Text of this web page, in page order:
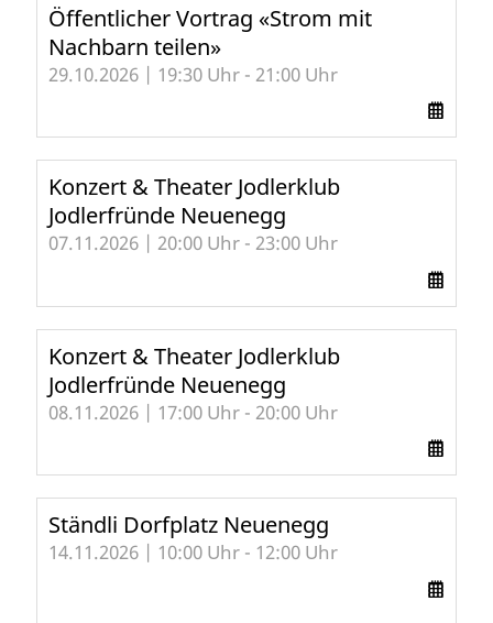
Öffentlicher Vortrag «Strom mit
Nachbarn teilen»
29.10.2026 | 19:30 Uhr - 21:00 Uhr
Konzert & Theater Jodlerklub
Jodlerfründe Neuenegg
07.11.2026 | 20:00 Uhr - 23:00 Uhr
Konzert & Theater Jodlerklub
Jodlerfründe Neuenegg
08.11.2026 | 17:00 Uhr - 20:00 Uhr
Ständli Dorfplatz Neuenegg
14.11.2026 | 10:00 Uhr - 12:00 Uhr